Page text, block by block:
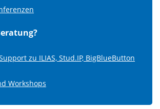
zu ILIAS, Stud.IP, BigBlueButton
Workshops